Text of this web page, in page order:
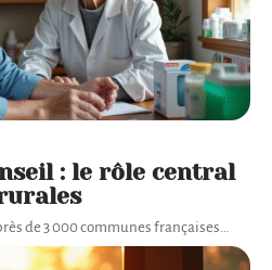
: le rôle central
de 3 000 communes françaises…